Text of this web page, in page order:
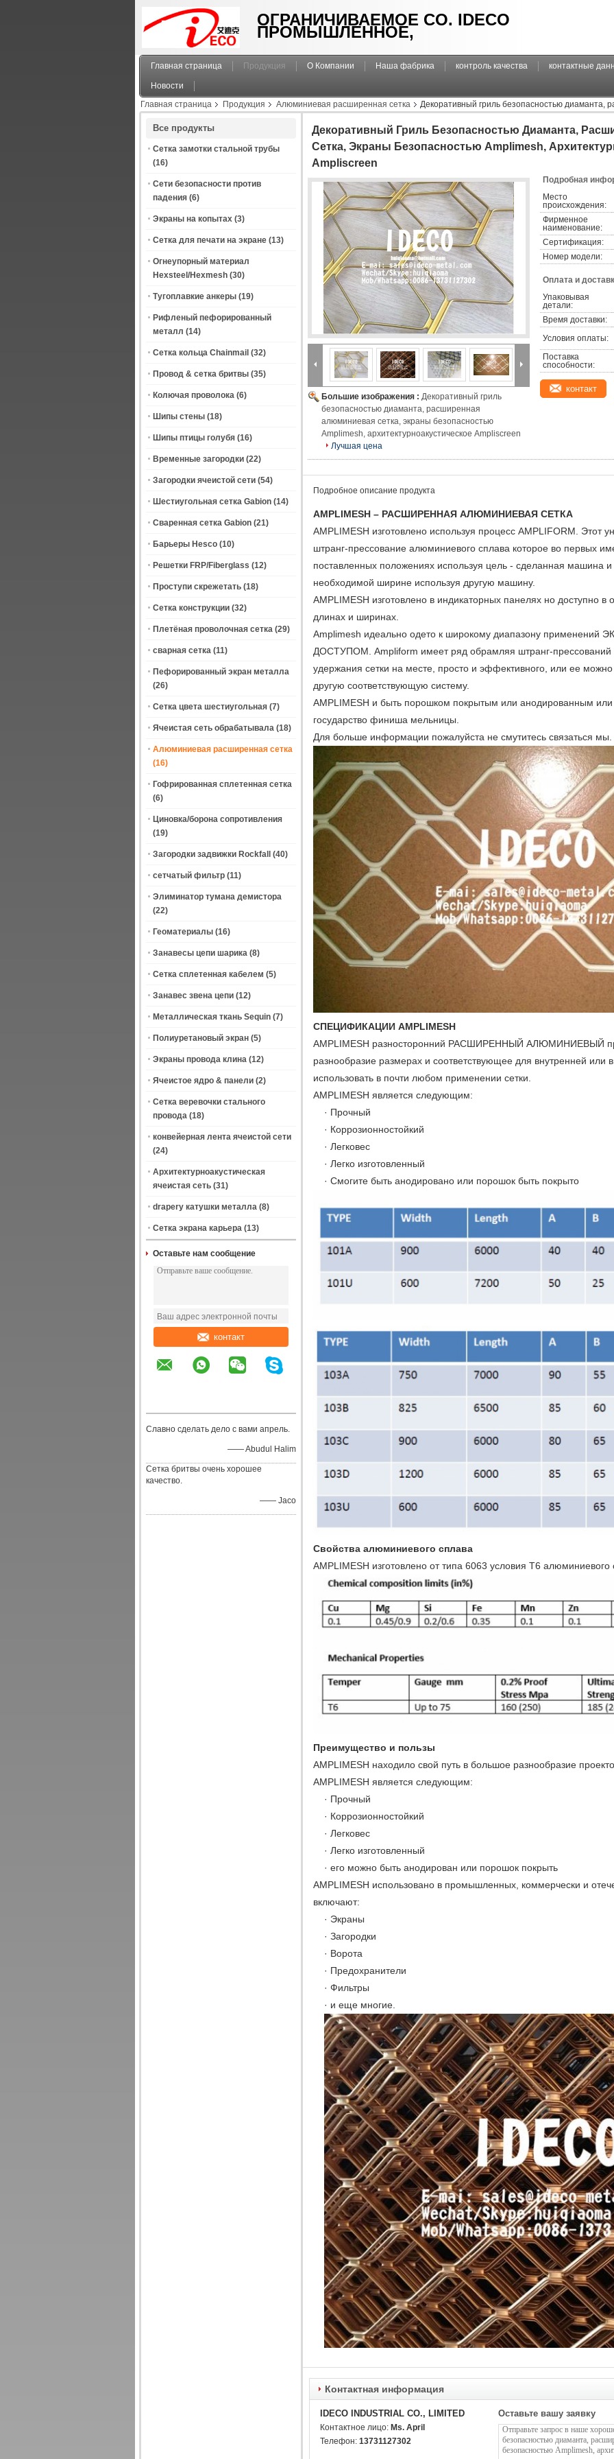
ОГРАНИЧИВАЕМОЕ CO. IDECO
ПРОМЫШЛЕННОЕ,
Главная страница Продукция О Компании Наша фабрика контроль качества контактные
Новости
Главная страница
Продукция Алюминиевая расширенная сетка
Декоративный гриль безопасностью диаманта,
Все продукты
Сетка замотки стальной трубы
(16)
Сети безопасности против
падения (6)
Экраны на копытах (3)
Сетка для печати на экране (13)
Огнеупорный материал
Hexsteel/Hexmesh (30)
Тугоплавкие анкеры (19)
Рифленый пефорированный
металл (14)
Сетка кольца Chainmail (32)
Провод & сетка бритвы (35)
Колючая проволока (6)
Шипы стены (18)
Шипы птицы голубя (16)
Временные загородки (22)
Загородки ячеистой сети (54)
Шестиугольная сетка Gabion (14)
Сваренная сетка Gabion (21)
Барьеры Hesco (10)
Решетки FRP/Fiberglass (12)
Проступи скрежетать (18)
Сетка конструкции (32)
Плетёная проволочная сетка (29)
сварная сетка (11)
Пефорированный экран металла
(26)
Сетка цвета шестиугольная (7)
Ячеистая сеть обрабатывала (18)
Алюминиевая расширенная сетка
(16)
Гофрированная сплетенная сетка
(6)
Циновка/борона сопротивления
(19)
Загородки задвижки Rockfall (40)
сетчатый фильтр (11)
Элиминатор тумана демистора
(22)
Геоматериалы (16)
Занавесы цепи шарика (8)
Сетка сплетенная кабелем (5)
Занавес звена цепи (12)
Металлическая ткань Sequin (7)
Полиуретановый экран (5)
Экраны провода клина (12)
Ячеистое ядро & панели (2)
Сетка веревочки стального
провода (18)
конвейерная лента ячеистой сети
(24)
Архитектурноакустическая
ячеистая сеть (31)
drapery катушки металла (8)
Сетка экрана карьера (13)
Оставьте нам сообщение
контакт
Славно сделать дело с вами апрель.
—— Abudul Halim
Сетка бритвы очень хорошее
качество.
—— Jaco
Декоративный Гриль Безопасностью Диаманта,
Сетка, Экраны Безопасностью Amplimesh,
Ampliscreen
Большие изображения : Декоративный гриль
безопасностью диаманта, расширенная
алюминиевая сетка, экраны безопасностью
Amplimesh, архитектурноакустическое Ampliscreen
Лучшая цена
Подробная
Место
происхождения:
Фирменное
наименование:
Сертификация:
Номер модели:
Оплата и
Упаковывая
детали:
Время доставки:
Условия оплаты:
Поставка
способности:
контакт
Подробное описание продукта
AMPLIMESH – РАСШИРЕННАЯ АЛЮМИНИЕВАЯ СЕТКА
AMPLIMESH изготовлено используя процесс AMPLIFORM. Этот
штранг-прессование алюминиевого сплава которое во первых
поставленных положениях используя цель - сделанная машина и
необходимой ширине используя другую машину.
AMPLIMESH изготовлено в индикаторных панелях но доступно
длинах и ширинах.
Amplimesh идеально одето к широкому диапазону
ДОСТУПОМ. Ampliform имеет ряд обрамляя штранг-прессований
удержания сетки на месте, просто и эффективного, или ее
другую соответствующую систему.
AMPLIMESH и быть порошком покрытым или анодированным или
государство финиша мельницы.
Для больше информации пожалуйста не смутитесь связаться мы.
СПЕЦИФИКАЦИИ AMPLIMESH
AMPLIMESH разносторонний РАСШИРЕННЫЙ АЛЮМИНИЕВЫЙ
разнообразие размерах и соответствующее для внутренней
использовать в почти любом применении сетки.
AMPLIMESH является следующим:
· Прочный
· Коррозионностойкий
· Легковес
· Легко изготовленный
· Смогите быть анодировано или порошок быть покрыто
Свойства алюминиевого сплава
AMPLIMESH изготовлено от типа 6063 условия T6 алюминиевого
Преимущество и пользы
AMPLIMESH находило свой путь в большое разнообразие
AMPLIMESH является следующим:
· Прочный
· Коррозионностойкий
· Легковес
· Легко изготовленный
· его можно быть анодирован или порошок покрыть
AMPLIMESH использовано в промышленных, коммерчески и
включают:
· Экраны
· Загородки
· Ворота
· Предохранители
· Фильтры
· и еще многие.
Контактная информация
IDECO INDUSTRIAL CO., LIMITED
Контактное лицо: Ms. April
Телефон: 13731127302
Оставьте вашу заявку